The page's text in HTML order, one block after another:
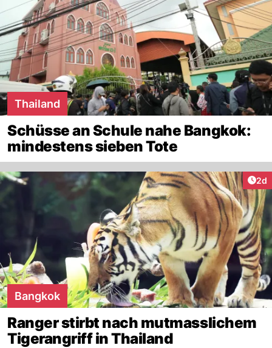
Thailand
Schüsse an Schule nahe Bangkok:
mindestens sieben Tote
2d
Bangkok
Ranger stirbt nach mutmasslichem
Tigerangriff in Thailand